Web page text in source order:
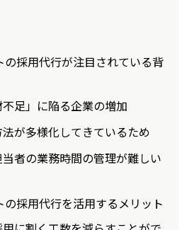
の採用代行が注目されている背
足」に陥る企業の増加
が多様化してきているため
者の業務時間の管理が難しい
採用代行を活用するメリット